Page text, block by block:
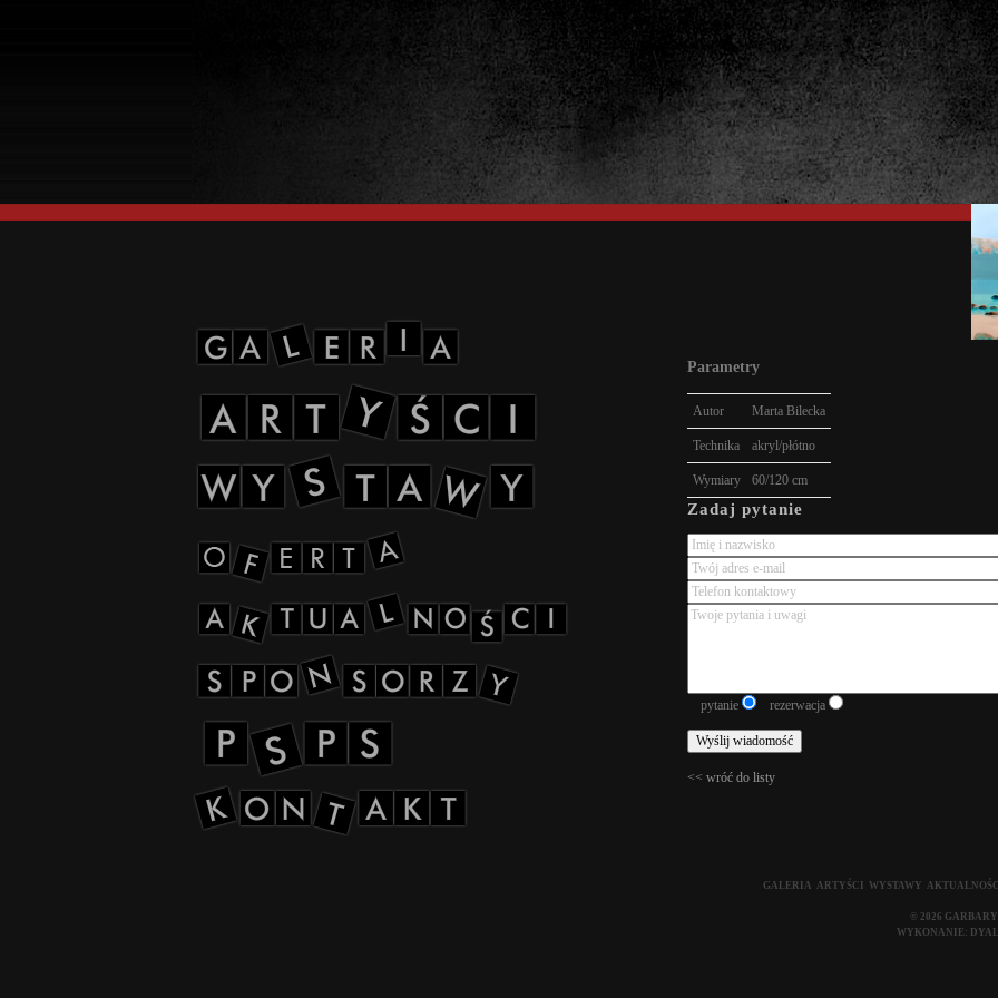
Parametry
Autor Marta Bilecka
Technika akryl/płótno
Wymiary 60/120 cm
Zadaj pytanie
pytanie rezerwacja
<< wróć do listy
GALERIA ARTYŚCI WYSTAWY AKTUALNOŚCI
© 2026 GARBARY
WYKONANIE: